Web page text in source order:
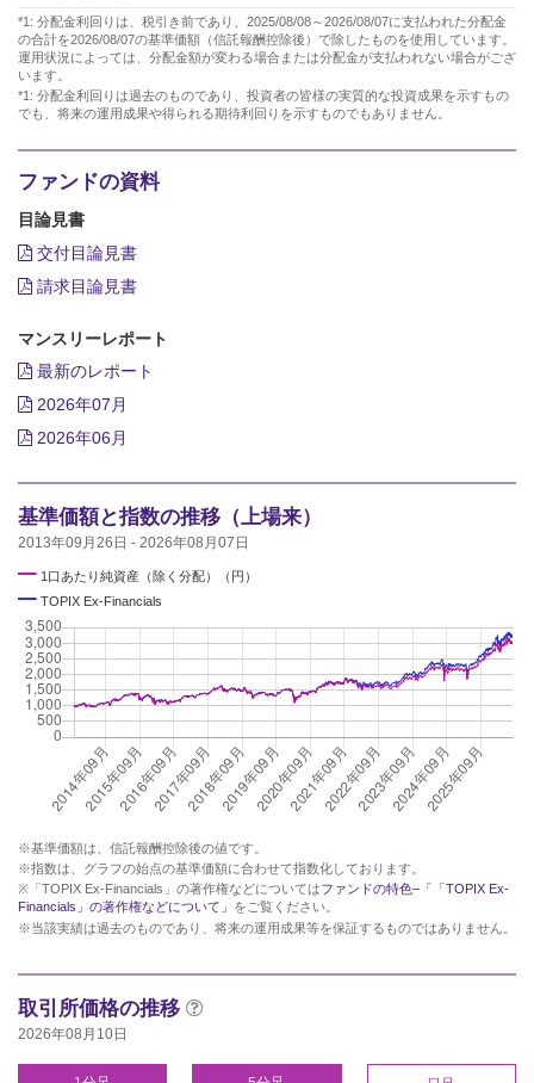
*1: 分配金利回りは、税引き前であり、2025/08/08～2026/08/07に支払われた分配金
の合計を2026/08/07の基準価額（信託報酬控除後）で除したものを使用しています。
運用状況によっては、分配金額が変わる場合または分配金が支払われない場合がござ
います。
*1: 分配金利回りは過去のものであり、投資者の皆様の実質的な投資成果を示すもの
でも、将来の運用成果や得られる期待利回りを示すものでもありません。
ファンドの資料
目論見書
交付目論見書
請求目論見書
マンスリーレポート
最新のレポート
2026年07月
2026年06月
基準価額と指数の推移（上場来）
2013年09月26日 - 2026年08月07日
━ 1口あたり純資産（除く分配）（円）
━ TOPIX Ex-Financials
※基準価額は、信託報酬控除後の値です。
※指数は、グラフの始点の基準価額に合わせて指数化しております。
※「TOPIX Ex-Financials」の著作権などについてはファンドの特色–「「TOPIX Ex-
Financials」の著作権などについて」 をご覧ください。
※当該実績は過去のものであり、将来の運用成果等を保証するものではありません。
取引所価格の推移
2026年08月10日